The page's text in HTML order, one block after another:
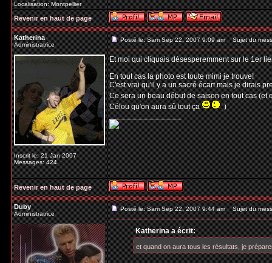
Localisation: Montpellier
Revenir en haut de page
Katherina
Administratrice
Inscrit le: 21 Jan 2007
Messages: 424
Posté le: Sam Sep 22, 2007 9:09 am Sujet du
Et moi qui cliquais désesperemment sur le 1er
En tout cas la photo est toute mimi je trouve!
C'est vrai qu'il y a un sacré écart mais je dirais
Ce sera un beau début de saison en tout cas
Célou qu'on aura sû tout ça
)
_________________
Revenir en haut de page
Duby
Administratrice
Posté le: Sam Sep 22, 2007 9:44 am Sujet du
Katherina a écrit:
et quand on aura tous les résultats, je